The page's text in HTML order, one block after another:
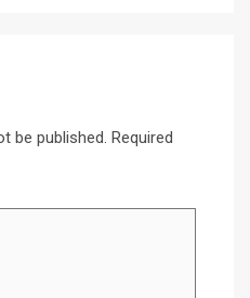
be published. Required